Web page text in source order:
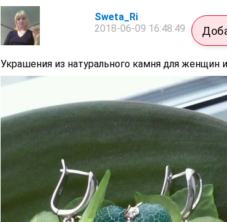
Sweta_Ri
2018-06-09 16:48:49
Украшения из натурального камня для женщин